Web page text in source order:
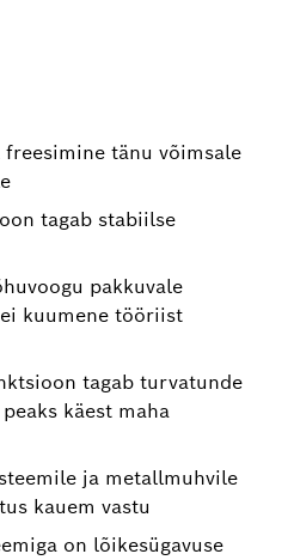
freesimine tänu võimsale
tagab stabiilse
pakkuvale
kuumene tööriist
tagab turvatunde
käest maha
ja metallmuhvile
kauem vastu
on lõikesügavuse